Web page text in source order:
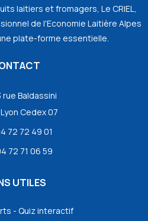
laitiers et fromagers, Le CRIEL,
de l'Economie Laitière Alpes
plate-forme essentielle.
rue Baldassini
Cedex 07
72 72 49 01
72 71 06 59
UTILES
- Quiz interactif